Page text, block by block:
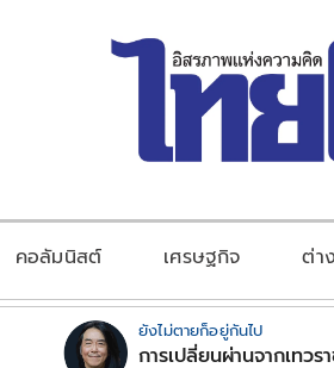
คอลัมนิสต์ เศรษฐกิจ ต่า
ยังไม่ตายก็อยู่กันไป
การเปลี่ยนผ่านจากเทวร